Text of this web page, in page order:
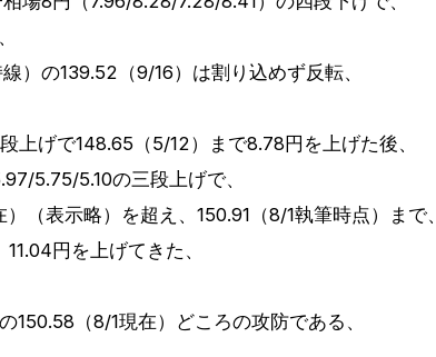
）の139.52（9/16）は割り込めず反転、
上げで148.65（5/12）まで8.78円を上げた後、
5.75/5.10の三段上げで、
（表示略）を超え、150.91（8/1執筆時点）まで、
円を上げてきた、
150.58（8/1現在）どころの攻防である、